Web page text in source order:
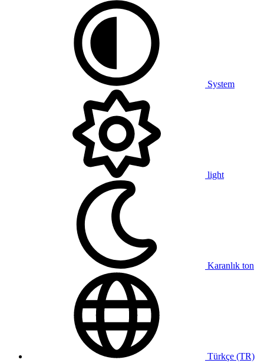
System
light
Karanlık ton
Türkçe (TR)